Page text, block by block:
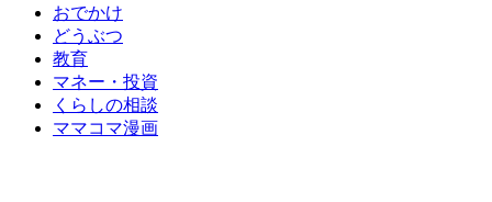
おでかけ
どうぶつ
教育
マネー・投資
くらしの相談
ママコマ漫画